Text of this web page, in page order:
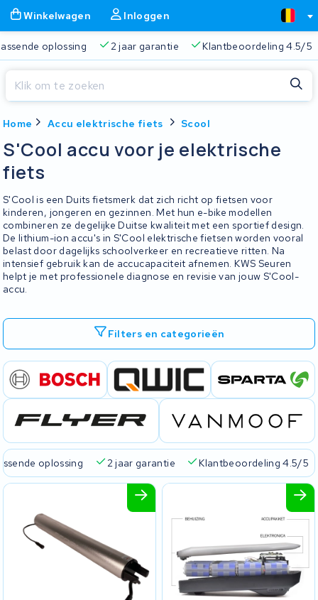
Winkelwagen Inloggen
oplossing 2 jaar garantie Klantbeoordeling 4.5/5
Home Accu elektrische fiets Scool
S'Cool accu voor je elektrische
fiets
S'Cool is een Duits fietsmerk dat zich richt op fietsen voor
kinderen, jongeren en gezinnen. Met hun e-bike modellen
combineren ze degelijke Duitse kwaliteit met een sportief design.
De lithium-ion accu's in S'Cool elektrische fietsen worden vooral
belast door dagelijks schoolverkeer en recreatieve ritten. Na
intensief gebruik kan de accucapaciteit afnemen. KWS Seuren
helpt je met professionele diagnose en revisie van jouw S'Cool-
accu.
Filters en categorieën
oplossing 2 jaar garantie Klantbeoordeling 4.5/5
Gratis verzending Altijd een passende oplossing
Sluiten
Begin te typen in de zoekbalk om te zoeken